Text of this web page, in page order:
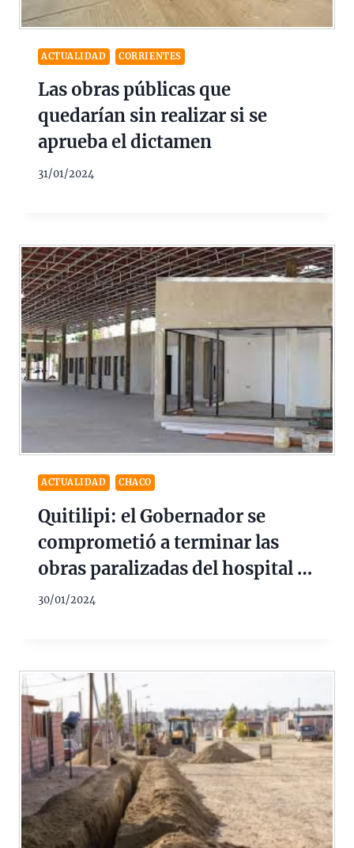
ACTUALIDAD CORRIENTES
Las obras públicas que
quedarían sin realizar si se
aprueba el dictamen
31/01/2024
ACTUALIDAD CHACO
Quitilipi: el Gobernador se
comprometió a terminar las
obras paralizadas del hospital y
de la terminal de ómnibus
30/01/2024